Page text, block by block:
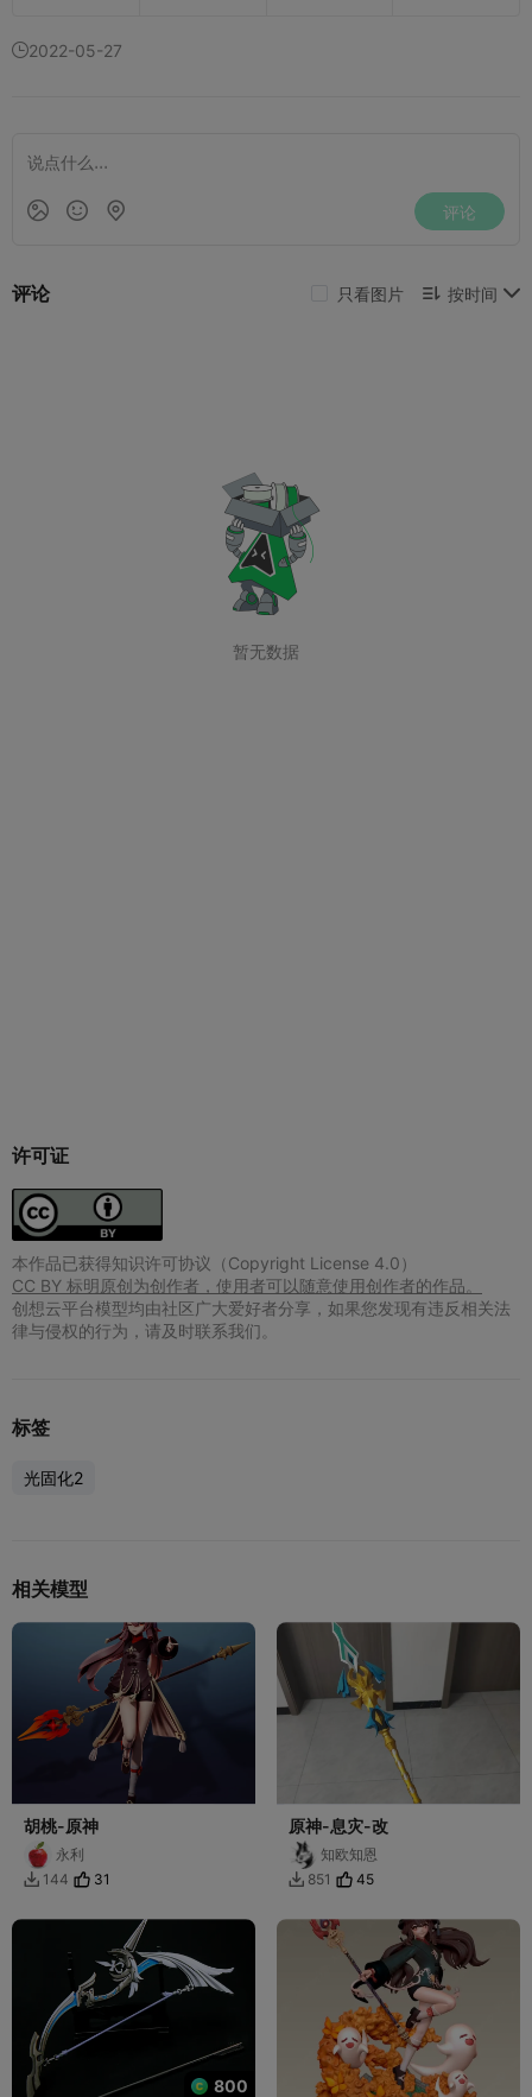
2022-05-27
许可证
本作品已获得知识许可协议（Copyright License 4.0）
CC BY 标明原创为创作者，使用者可以随意使用创作者的作品。
创想云平台模型均由社区广大爱好者分享，如果您发现有违反相关法
律与侵权的行为，请及时联系我们。
标签
光固化2
相关模型
胡桃-原神
永利
 144 31
原神-息灾-改
知欧知恩
 851 45
800